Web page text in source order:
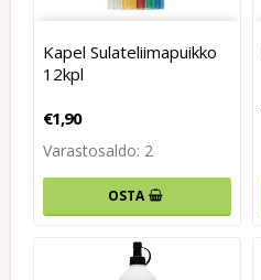
Kapel Sulateliimapuikko
12kpl
€1,90
Varastosaldo: 2
OSTA